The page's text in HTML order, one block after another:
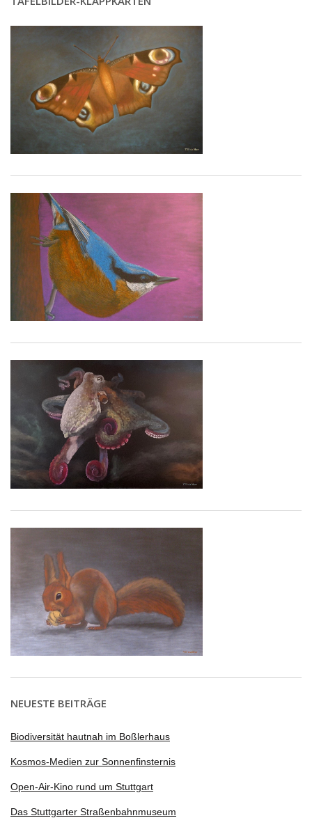
NEUESTE BEITRÄGE
Biodiversität hautnah im Boßlerhaus
Kosmos-Medien zur Sonnenfinsternis
Open-Air-Kino rund um Stuttgart
Das Stuttgarter Straßenbahnmuseum